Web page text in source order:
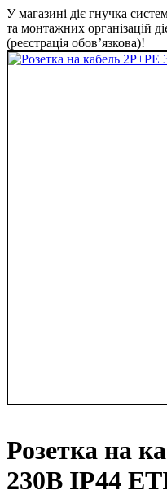
У магазині діє гнучка
та монтажних організацій
(реєстрація обов’язкова)!
Розетка на
230В IP44